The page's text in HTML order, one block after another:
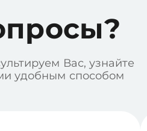
Вас, узнайте
удобным способом